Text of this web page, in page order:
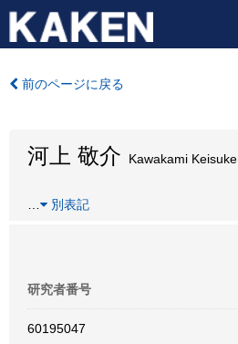
前のページに戻る
河上 敬介 Kawakami Keisuke
別表記
研究者番号
60195047